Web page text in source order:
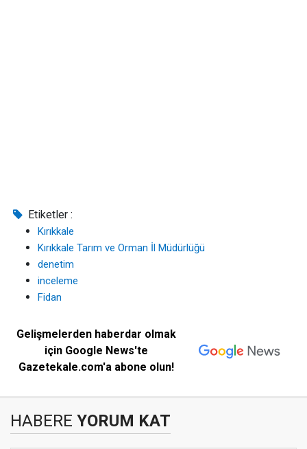
Etiketler :
Kırıkkale
Kırıkkale Tarım ve Orman İl Müdürlüğü
denetim
inceleme
Fidan
Gelişmelerden haberdar olmak
için Google News'te
Gazetekale.com'a abone olun!
HABERE YORUM KAT